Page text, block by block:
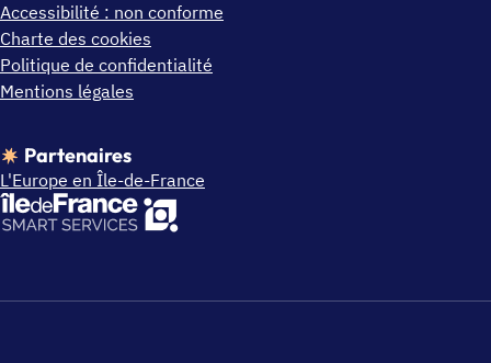
Accessibilité : non conforme
Charte des cookies
Politique de confidentialité
Mentions légales
Partenaires
L'Europe en Île-de-France